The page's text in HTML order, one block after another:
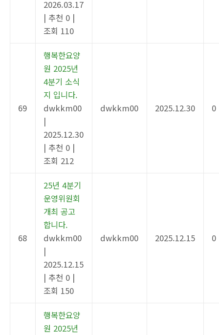
2026.03.17
| 추천 0 |
조회 110
69
행복한요양
원 2025년
4분기 소식
지 입니다.
dwkkm00
|
2025.12.30
| 추천 0 |
조회 212
dwkkm00 2025.12.30 0
68
25년 4분기
운영위원회
개최 공고
합니다.
dwkkm00
|
2025.12.15
| 추천 0 |
조회 150
dwkkm00 2025.12.15 0
행복한요양
원 2025년